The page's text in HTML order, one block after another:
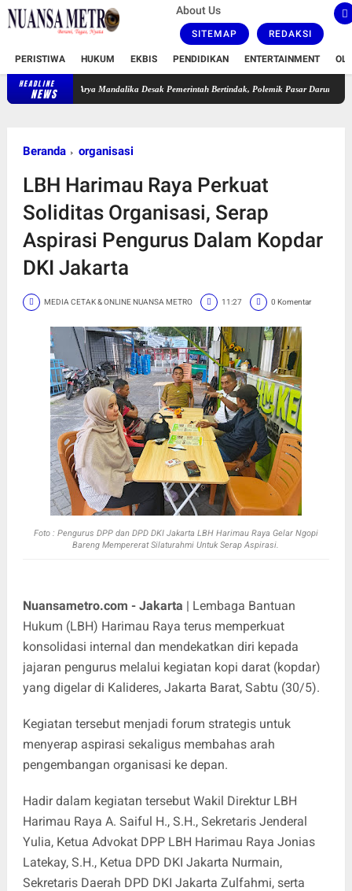
About Us
SITEMAP REDAKSI
PERISTIWA HUKUM EKBIS PENDIDIKAN ENTERTAINMENT
HEADLINE
NEWS
Mandalika Desak Pemerintah Bertindak, Polemik Pasar Darurat Kanoman Memanas
Beranda organisasi
LBH Harimau Raya Perkuat
Soliditas Organisasi, Serap
Aspirasi Pengurus Dalam Kopdar
DKI Jakarta
MEDIA CETAK & ONLINE NUANSA METRO 11:27 0 Komentar
Foto : Pengurus DPP dan DPD DKI Jakarta LBH Harimau Raya Gelar Ngopi
Bareng Mempererat Silaturahmi Untuk Serap Aspirasi.
Nuansametro.com - Jakarta | Lembaga Bantuan
Hukum (LBH) Harimau Raya terus memperkuat
konsolidasi internal dan mendekatkan diri kepada
jajaran pengurus melalui kegiatan kopi darat (kopdar)
yang digelar di Kalideres, Jakarta Barat, Sabtu (30/5).
Kegiatan tersebut menjadi forum strategis untuk
menyerap aspirasi sekaligus membahas arah
pengembangan organisasi ke depan.
Hadir dalam kegiatan tersebut Wakil Direktur LBH
Harimau Raya A. Saiful H., S.H., Sekretaris Jenderal
Yulia, Ketua Advokat DPP LBH Harimau Raya Jonias
Latekay, S.H., Ketua DPD DKI Jakarta Nurmain,
Sekretaris Daerah DPD DKI Jakarta Zulfahmi, serta